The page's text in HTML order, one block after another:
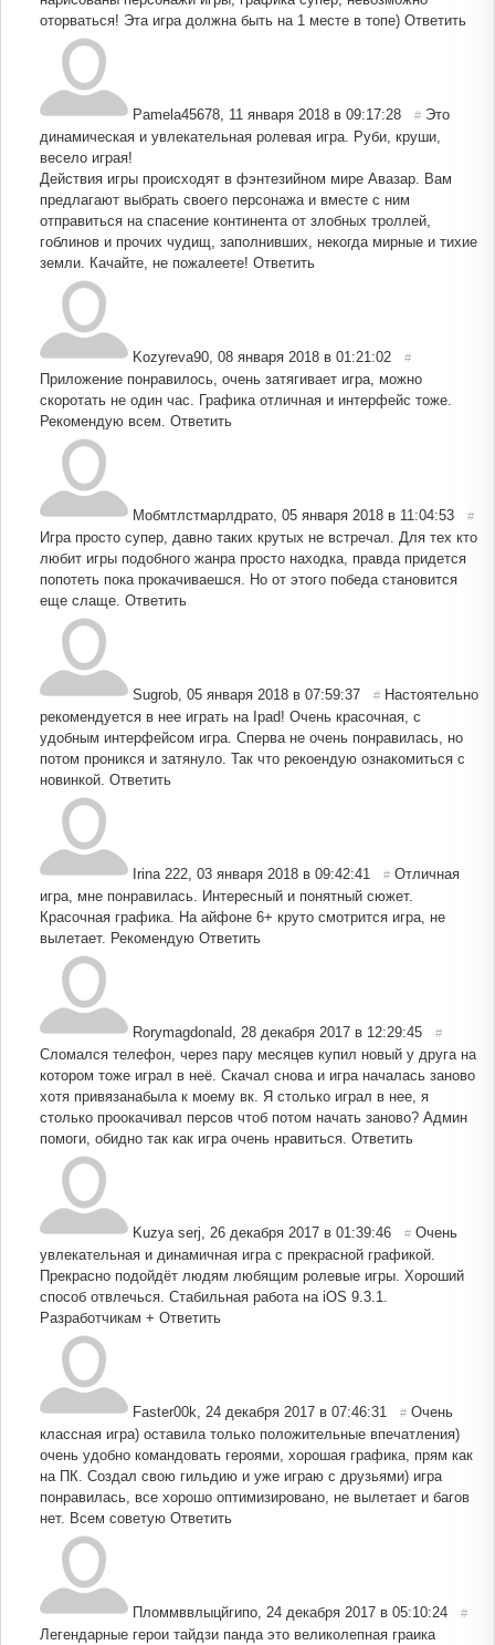
оторваться! Эта игра должна быть на 1 месте в топе) Ответить
Pamela45678 11 января 2018 в 09:17:28 # Это
динамическая и увлекательная ролевая игра. Руби, круши,
весело играя!
Действия игры происходят в фэнтезийном мире Авазар. Вам
предлагают выбрать своего персонажа и вместе с ним
отправиться на спасение континента от злобных троллей,
гоблинов и прочих чудищ, заполнивших, некогда мирные и тихие
земли. Качайте, не пожалеете! Ответить
Kozyreva90 08 января 2018 в 01:21:02 #
Приложение понравилось, очень затягивает игра, можно
скоротать не один час. Графика отличная и интерфейс тоже.
Рекомендую всем. Ответить
Мобмтлстмарлдрато 05 января 2018 в 11:04:53 #
Игра просто супер, давно таких крутых не встречал. Для тех кто
любит игры подобного жанра просто находка, правда придется
попотеть пока прокачиваешся. Но от этого победа становится
еще слаще. Ответить
Sugrob 05 января 2018 в 07:59:37 # Настоятельно
рекомендуется в нее играть на Ipad! Очень красочная, с
удобным интерфейсом игра. Сперва не очень понравилась, но
потом проникся и затянуло. Так что рекоендую ознакомиться с
новинкой. Ответить
Irina 222 03 января 2018 в 09:42:41 # Отличная
игра, мне понравилась. Интересный и понятный сюжет.
Красочная графика. На айфоне 6+ круто смотрится игра, не
вылетает. Рекомендую Ответить
Rorymagdonald 28 декабря 2017 в 12:29:45 #
Сломался телефон, через пару месяцев купил новый у друга на
котором тоже играл в неё. Скачал снова и игра началась заново
хотя привязанабыла к моему вк. Я столько играл в нее, я
столько проокачивал персов чтоб потом начать заново? Админ
помоги, обидно так как игра очень нравиться. Ответить
Kuzya serj 26 декабря 2017 в 01:39:46 # Очень
увлекательная и динамичная игра с прекрасной графикой.
Прекрасно подойдёт людям любящим ролевые игры. Хороший
способ отвлечься. Стабильная работа на iOS 9.3.1.
Разработчикам + Ответить
Faster00k 24 декабря 2017 в 07:46:31 # Очень
классная игра) оставила только положительные впечатления)
очень удобно командовать героями, хорошая графика, прям как
на ПК. Создал свою гильдию и уже играю с друзьями) игра
понравилась, все хорошо оптимизировано, не вылетает и багов
нет. Всем советую Ответить
Пломмввлыцйгипо 24 декабря 2017 в 05:10:24 #
Легендарные герои тайдзи панда это великолепная граика